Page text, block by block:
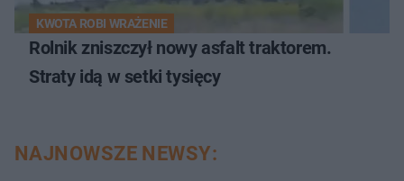
KWOTA ROBI WRAŻENIE
Rolnik zniszczył nowy asfalt traktorem.
Straty idą w setki tysięcy
NAJNOWSZE NEWSY: